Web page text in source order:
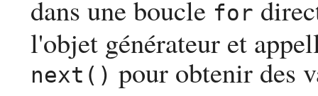
dans une boucle for
l'objet générateur et
next() pour obtenir des